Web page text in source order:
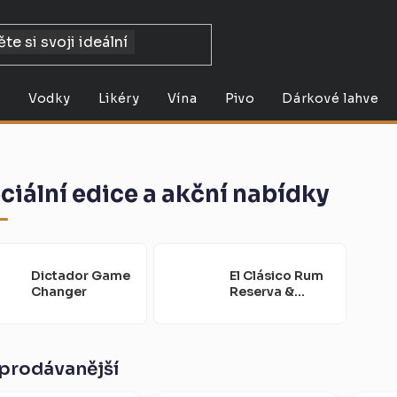
Vodky Likéry Vína Pivo Dárkové lahve
edice a akční nabídky
Dictador Game
Changer
El Clásico Rum
Reserva &